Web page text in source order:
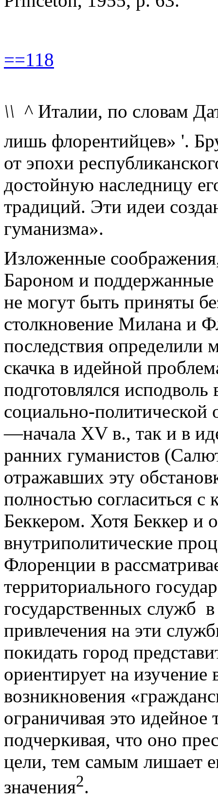
==118
\\ ^ Италии, по словам
лишь флорентийцев» '.
от эпохи
достойную наследницу
традиций. Эти идеи
гуманизма».
Изложенные
Бароном и поддержанные
не могут быть приняты
столкновение Милана и
последствия определили
скачка в идейной
подготовлялся
социально-
—начала XV в., так и в
ранних гуманистов
отражавших эту
полностью согласиться
Беккером. Хотя Беккер и
внутриполитические
Флоренции в
территориального
государственных служб
привлечения на эти
покидать город
ориентирует на изучение
возникновения
ограничивая это
подчеркивая, что оно
цели, тем самым лишает
значения2.